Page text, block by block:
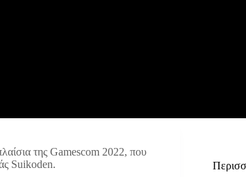
της Gamescom 2022, που
Suikoden.